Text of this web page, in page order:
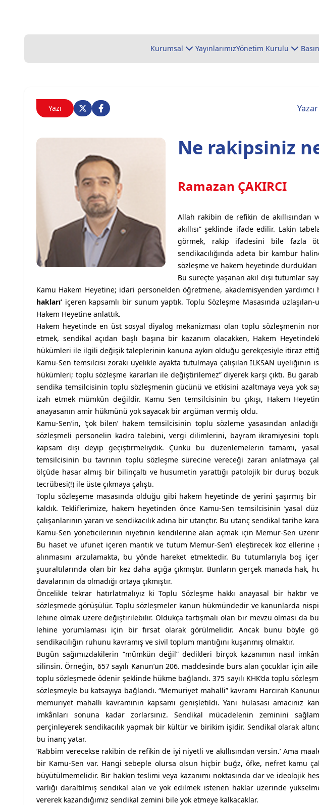
Kurumsal YayınlarımızYönetim Kurulu
Yazı
Ne rakipsiniz
Ramazan ÇAKIRCI
Allah rakibin de refikin de akıllısından
akıllısı” şeklinde ifade edilir. Lakin
görmek, rakip ifadesini bile fazla
sendikacılığında adeta bir kambur
sözleşme ve hakem heyetinde
Bu süreçte yaşanan akıl dışı tutumlar
Kamu Hakem Heyetine; idari personelden öğretmene, akademisyenden yardımcı
hakları’ içeren kapsamlı bir sunum yaptık. Toplu Sözleşme Masasında
Hakem Heyetine anlattık.
Hakem heyetinde en üst sosyal diyalog mekanizması olan toplu sözleşmenin
etmek, sendikal açıdan başlı başına bir kazanım olacakken, Hakem
hükümleri ile ilgili değişik taleplerinin kanuna aykırı olduğu gerekçesiyle itiraz
Kamu-Sen temsilcisi zoraki üyelikle ayakta tutulmaya çalışılan İLKSAN üyeliğinin
hükümleri; toplu sözleşme kararları ile değiştirilemez” diyerek karşı çıktı. Bu
sendika temsilcisinin toplu sözleşmenin gücünü ve etkisini azaltmaya veya yok
izah etmek mümkün değildir. Kamu Sen temsilcisinin bu çıkışı, Hakem
anayasanın amir hükmünü yok sayacak bir argüman vermiş oldu.
Kamu-Sen’in, ‘çok bilen’ hakem temsilcisinin toplu sözleme yasasından
sözleşmeli personelin kadro talebini, vergi dilimlerini, bayram ikramiyesini
kapsam dışı deyip geçiştirmeliydik. Çünkü bu düzenlemelerin tamamı,
temsilcisinin bu tavrının toplu sözleşme sürecine vereceği zararı anlatmaya
ölçüde hasar almış bir bilinçaltı ve husumetin yarattığı patolojik bir duruş
tecrübesi(!) ile üste çıkmaya çalıştı.
Toplu sözleşeme masasında olduğu gibi hakem heyetinde de yerini şaşırmış bir
kaldık. Tekliflerimize, hakem heyetinden önce Kamu-Sen temsilcisinin ‘yasal
çalışanlarının yararı ve sendikacılık adına bir utançtır. Bu utanç sendikal tarihe
Kamu-Sen yöneticilerinin niyetinin kendilerine alan açmak için Memur-Sen
Bu haset ve ufunet içeren mantık ve tutum Memur-Sen’i eleştirecek koz
alınmasını arzulamakta, bu yönde hareket etmektedir. Bu tutumlarıyla boş
şuuraltılarında olan bir kez daha açığa çıkmıştır. Bunların gerçek manada
davalarının da olmadığı ortaya çıkmıştır.
Öncelikle tekrar hatırlatmalıyız ki Toplu Sözleşme hakkı anayasal bir
sözleşmede görüşülür. Toplu sözleşmeler kanun hükmündedir ve kanunlarda
lehine olmak üzere değiştirilebilir. Oldukça tartışmalı olan bir mevzu olması da
lehine yorumlaması için bir fırsat olarak görülmelidir. Ancak bunu böyle
sendikacılığın ruhunu kavramış ve sivil toplum mantığını kuşanmış olmaktır.
Bugün sağımızdakilerin “mümkün değil” dedikleri birçok kazanımın nasıl
silinsin. Örneğin, 657 sayılı Kanun’un 206. maddesinde burs alan çocuklar için
toplu sözleşmede ödenir şeklinde hükme bağlandı. 375 sayılı KHK’da toplu
sözleşmeyle bu katsayıya bağlandı. “Memuriyet mahalli” kavramı Harcırah
memuriyet mahalli kavramının kapsamı genişletildi. Yani hülasası amacınız
imkânları sonuna kadar zorlarsınız. Sendikal mücadelenin zeminini
perçinleyerek sendikacılık yapmak bir kültür ve birikim işidir. Sendikal olarak
bu inanç yatar.
‘Rabbim verecekse rakibin de refikin de iyi niyetli ve akıllısından versin.’ Ama
bir Kamu-Sen var. Hangi sebeple olursa olsun hiçbir buğz, öfke, nefret kamu
büyütülmemelidir. Bir hakkın teslimi veya kazanımı noktasında dar ve ideolojik
varlığı daraltılmış sendikal alan ve yok edilmek istenen haklar üzerinde
vererek kazandığımız sendikal zemini bile yok etmeye kalkacaklar.